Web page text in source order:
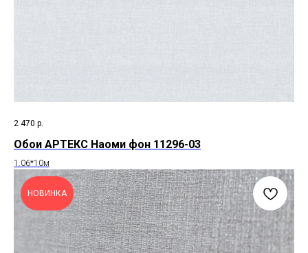
2 470 р.
Обои АРТЕКС Наоми фон 11296-03
1.06*10м
НОВИНКА